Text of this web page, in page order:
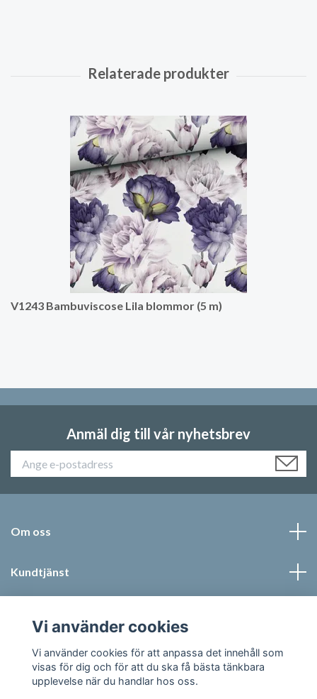
V1243 Bambuviscose Lila blommor (5 m)
Anmäl dig till vår nyhetsbrev
Om oss
Kundtjänst
Sociala medier
Vi använder cookies
Vi använder cookies för att anpassa det innehåll som
visas för dig och för att du ska få bästa tänkbara
upplevelse när du handlar hos oss.